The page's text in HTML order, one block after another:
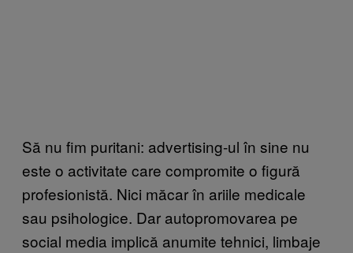
Să nu fim puritani: advertising-ul în sine nu
este o activitate care compromite o figură
profesionistă. Nici măcar în ariile medicale
sau psihologice. Dar autopromovarea pe
social media implică anumite tehnici, limbaje